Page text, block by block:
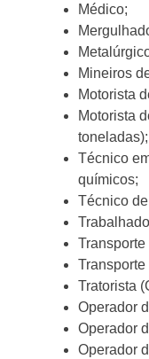
Médico;
Mineiros
Motorista
Motorista
toneladas);
Técnico
químicos;
Técnico
Transporte
Tratorista
Operador
Operador
Operador